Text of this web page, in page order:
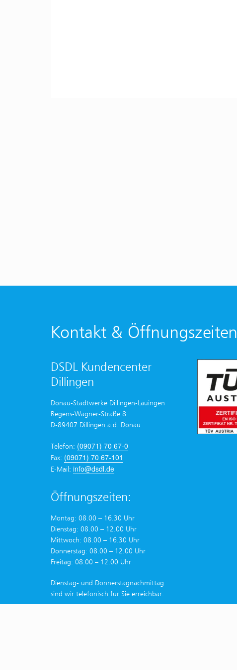
Kontakt & Öffnungszeiten
DSDL Kundencenter
Dillingen
Donau-Stadtwerke Dillingen-Lauingen
Regens-Wagner-Straße 8
D-89407 Dillingen a.d. Donau
Telefon: (09071) 70 67-0
Fax: (09071) 70 67-101
E-Mail: info@dsdl.de
Öffnungszeiten:
Montag: 08.00 – 16.30 Uhr
Dienstag: 08.00 – 12.00 Uhr
Mittwoch: 08.00 – 16.30 Uhr
Donnerstag: 08.00 – 12.00 Uhr
Freitag: 08.00 – 12.00 Uhr
Dienstag- und Donnerstagnachmittag
sind wir telefonisch für Sie erreichbar.